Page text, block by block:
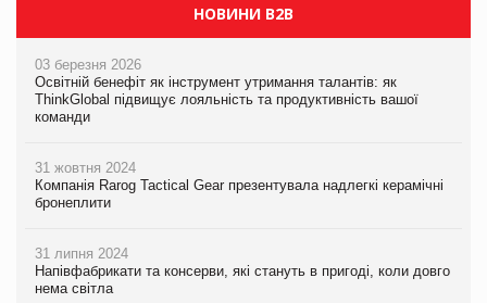
НОВИНИ B2B
03 березня 2026
Освітній бенефіт як інструмент утримання талантів: як
ThinkGlobal підвищує лояльність та продуктивність вашої
команди
31 жовтня 2024
Компанія Rarog Tactical Gear презентувала надлегкі керамічні
бронеплити
31 липня 2024
Напівфабрикати та консерви, які стануть в пригоді, коли довго
нема світла